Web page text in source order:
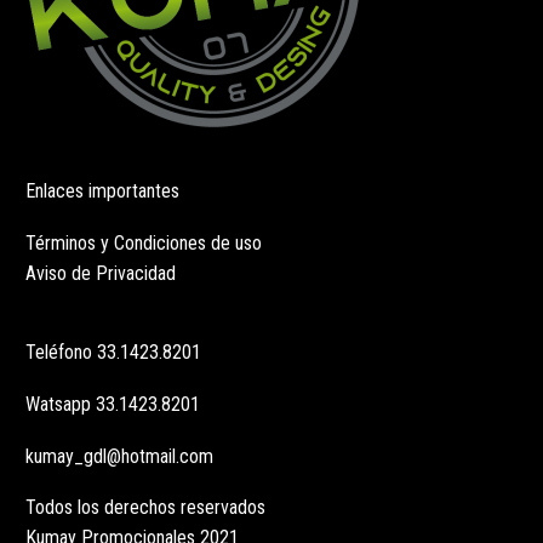
Enlaces importantes
Términos y Condiciones de uso
Aviso de Privacidad
Teléfono 33.1423.8201
Watsapp 33.1423.8201
kumay_gdl@hotmail.com
Todos los derechos reservados
Kumay Promocionales 2021